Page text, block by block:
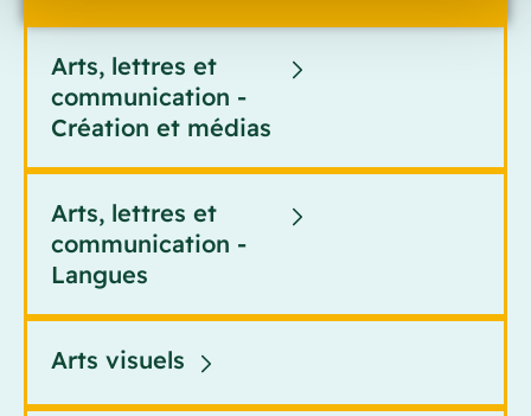
Arts, lettres et
communication -
Création et médias
Arts, lettres et
communication -
Langues
Arts visuels